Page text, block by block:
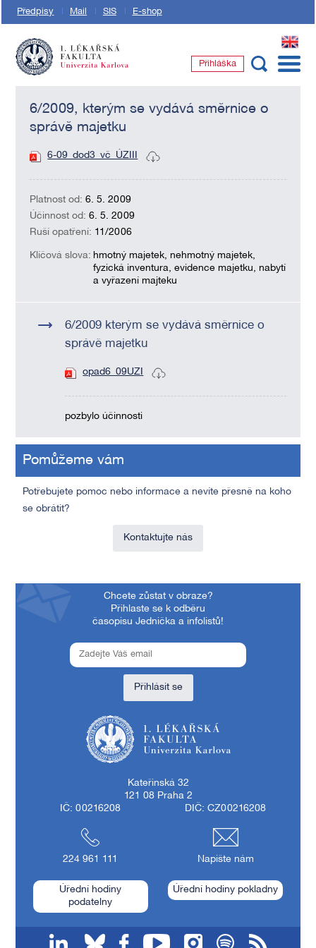
Předpisy Mail SIS E-shop
EN
Přihláška
6/2009, kterým se vydává směrnice o
správě majetku
6-09_dod3_vč_ÚZIII
Platnost od:6. 5. 2009
Účinnost od:6. 5. 2009
Ruší opatření: 11/2006
Klíčová slova: hmotný majetek, nehmotný majetek,
fyzická inventura, evidence majetku, nabytí
a vyřazení majteku
6/2009 kterým se vydává směrnice o
správě majetku
opad6_09UZI
pozbylo účinnosti
Pomůžeme vám
Potřebujete pomoc nebo informace a nevíte přesně na koho
se obrátit?
Kontaktujte nás
Chcete zůstat v obraze?
Přihlaste se k odběru
časopisu Jednička a infolistů!
Přihlásit se
Kateřinská 32
121 08 Praha 2
IČ: 00216208
DIČ: CZ00216208
224 961 111 Napište nám
Úřední hodiny
podatelny
Úřední hodiny pokladny